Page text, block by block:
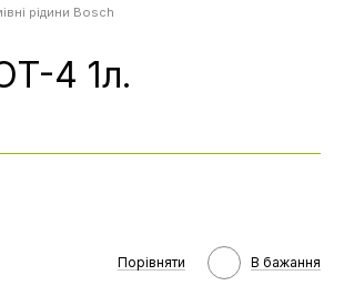
рідини Bosch
4 1л.
Порівняти В бажання